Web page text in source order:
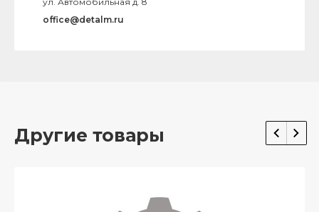
office@detalm.ru
Другие товары